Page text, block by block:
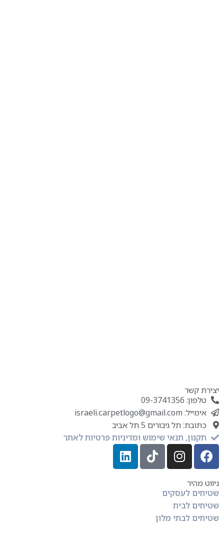
יצירת קשר
טלפון: 09-3741356
אימייל: israeli.carpetlogo@gmail.com
כתובת: תל גיבורים 5 תל אביב
תקנון, תנאי שימוש ומדיניות פרטיות לאתר
ניווט מהיר
שטיחים לעסקים
שטיחים לבית
שטיחים לבתי מלון